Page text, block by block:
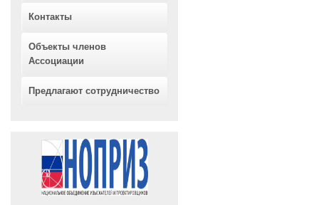
Контакты
Объекты членов
Ассоциации
Предлагают сотрудничество